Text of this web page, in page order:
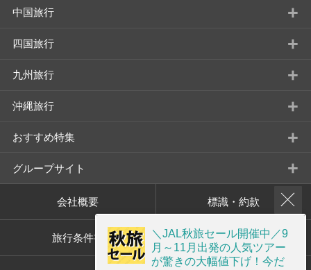
中国旅行 +
四国旅行 +
九州旅行 +
沖縄旅行 +
おすすめ特集 +
グループサイト +
会社概要 標識・約款
旅行条件書 プライバシーポリシー
＼JAL秋旅セール開催中／9
月～11月出発の人気ツアー
が驚きの大幅値下げ！今だ